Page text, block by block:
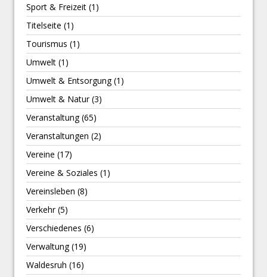
Sport & Freizeit (1)
Titelseite (1)
Tourismus (1)
Umwelt (1)
Umwelt & Entsorgung(1)
Umwelt & Natur(3)
Veranstaltung(65)
Veranstaltungen (2)
Vereine (17)
Vereine & Soziales (1)
Vereinsleben (8)
Verkehr(5)
Verschiedenes (6)
Verwaltung(19)
Waldesruh (16)